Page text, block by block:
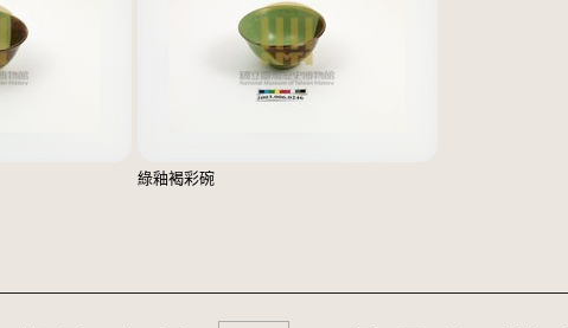
綠釉褐彩碗